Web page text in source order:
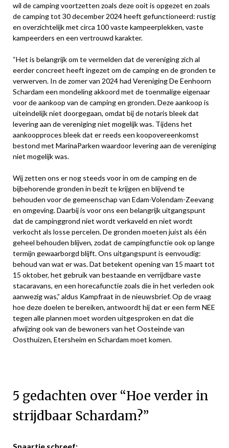
wil de camping voortzetten zoals deze ooit is opgezet en zoals
de camping tot 30 december 2024 heeft gefunctioneerd: rustig
en overzichtelijk met circa 100 vaste kampeerplekken, vaste
kampeerders en een vertrouwd karakter.
“Het is belangrijk om te vermelden dat de vereniging zich al
eerder concreet heeft ingezet om de camping en de gronden te
verwerven. In de zomer van 2024 had Vereniging De Eenhoorn
Schardam een mondeling akkoord met de toenmalige eigenaar
voor de aankoop van de camping en gronden. Deze aankoop is
uiteindelijk niet doorgegaan, omdat bij de notaris bleek dat
levering aan de vereniging niet mogelijk was. Tijdens het
aankoopproces bleek dat er reeds een koopovereenkomst
bestond met MarinaParken waardoor levering aan de vereniging
niet mogelijk was.
Wij zetten ons er nog steeds voor in om de camping en de
bijbehorende gronden in bezit te krijgen en blijvend te
behouden voor de gemeenschap van Edam-Volendam-Zeevang
en omgeving. Daarbij is voor ons een belangrijk uitgangspunt
dat de campinggrond niet wordt verkaveld en niet wordt
verkocht als losse percelen. De gronden moeten juist als één
geheel behouden blijven, zodat de campingfunctie ook op lange
termijn gewaarborgd blijft. Ons uitgangspunt is eenvoudig:
behoud van wat er was. Dat betekent opening van 15 maart tot
15 oktober, het gebruik van bestaande en verrijdbare vaste
stacaravans, en een horecafunctie zoals die in het verleden ook
aanwezig was,” aldus Kampfraat in de nieuwsbrief. Op de vraag
hoe deze doelen te bereiken, antwoordt hij dat er een ferm NEE
tegen alle plannen moet worden uitgesproken en dat die
afwijzing ook van de bewoners van het Oosteinde van
Oosthuizen, Etersheim en Schardam moet komen.
5 gedachten over “Hoe verder in
strijdbaar Schardam?”